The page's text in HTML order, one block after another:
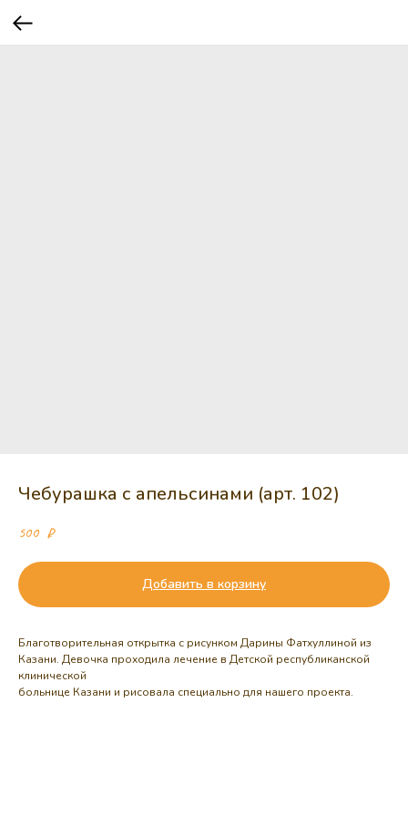
Чебурашка с апельсинами (арт. 102)
500 ₽
Добавить в корзину
Благотворительная открытка с рисунком Дарины Фатхуллиной из
Казани. Девочка проходила лечение в Детской республиканской
клинической
больнице Казани и рисовала специально для нашего проекта.